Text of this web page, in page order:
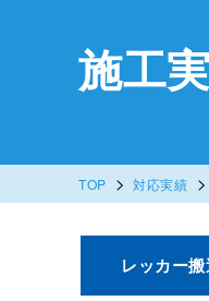
施工
TOP > 対応実績 >
レッカー